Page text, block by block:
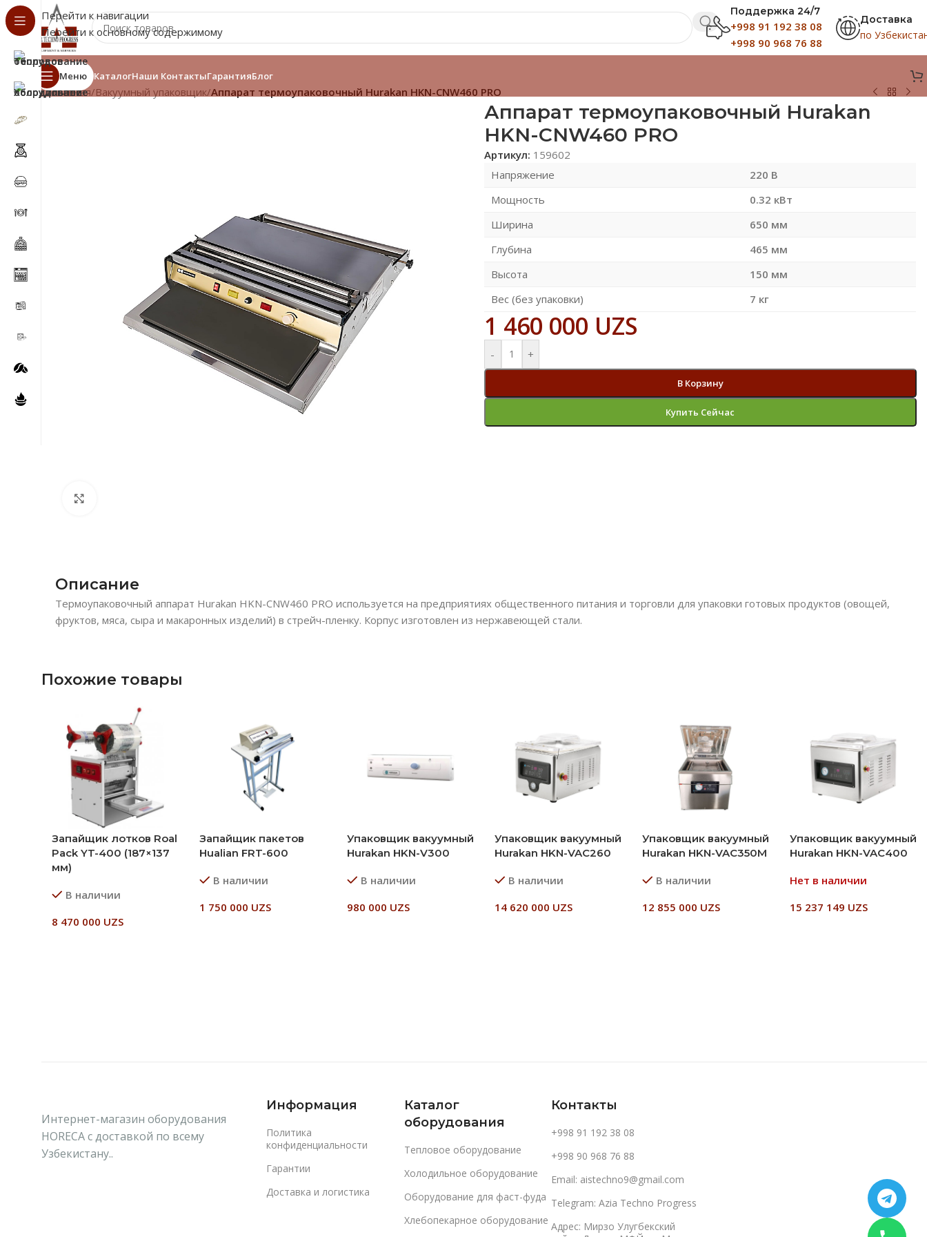
Перейти к навигации
Перейти к основному содержимому
Поддержка 24/7
+998 91 192 38 08
+998 90 968 76 88
Доставка
по
Меню КаталогНаши КонтактыГарантияБлог
Главная/Вакуумный упаковщик/Аппарат термоупаковочный Hurakan HKN-CNW460 PRO
Аппарат термоупаковочный Hurakan
HKN-CNW460 PRO
Артикул: 159602
Напряжение
220 В
Мощность
0.32 кВт
Ширина
650 мм
Глубина
465 мм
Высота
150 мм
Вес (без упаковки)
7 кг
1 460 000 UZS
- +
В Корзину
Купить Сейчас
Описание
Термоупаковочный аппарат Hurakan HKN-CNW460 PRO используется на предприятиях общественного питания и торговли для упаковки готовых продуктов (овощей,
фруктов, мяса, сыра и макаронных изделий) в стрейч-пленку. Корпус изготовлен из нержавеющей стали.
Похожие товары
Запайщик лотков Roal
Pack YT-400 (187×137
мм)
В наличии
8 470 000 UZS
Запайщик пакетов
Hualian FRT-600
В наличии
1 750 000 UZS
Упаковщик вакуумный
Hurakan HKN-V300
В наличии
980 000 UZS
Упаковщик вакуумный
Hurakan HKN-VAC260
В наличии
14 620 000 UZS
Упаковщик вакуумный
Hurakan HKN-VAC350M
В наличии
12 855 000 UZS
Упаковщик вакуумный
Hurakan HKN-VAC400
Нет в наличии
15 237 149 UZS
Интернет-магазин оборудования
HORECA с доставкой по всему
Узбекистану..
Информация
Политика
конфиденциальности
Гарантии
Доставка и логистика
Каталог
оборудования
Тепловое оборудование
Холодильное оборудование
Оборудование для фаст-фуда
Хлебопекарное оборудование
Контакты
+998 91 192 38 08
+998 90 968 76 88
Email: aistechno9@gmail.com
Telegram: Azia Techno Progress
Адрес: Мирзо Улугбекский